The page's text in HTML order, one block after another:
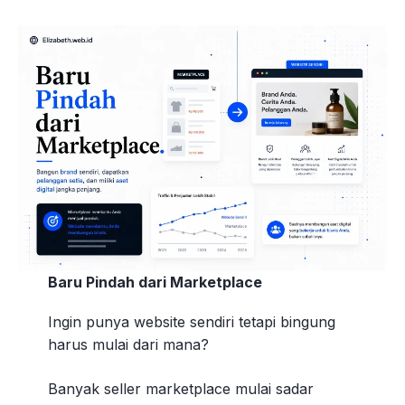
Baru Pindah dari Marketplace
Ingin punya website sendiri tetapi bingung
harus mulai dari mana?
Banyak seller marketplace mulai sadar